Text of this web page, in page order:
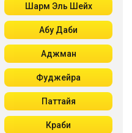
Шарм Эль Шейх
Абу Даби
Аджман
Фуджейра
Паттайя
Краби